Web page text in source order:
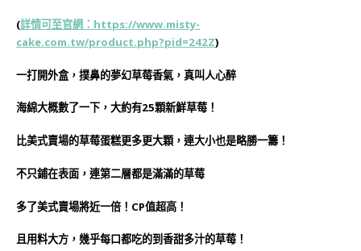
(詳情可至官網：https://www.misty-
cake.com.tw/product.php?pid=242Z)
一打開外盒，撲鼻的夢幻草莓香氣，真叫人心醉
海綿大概數了一下，大約有25顆新鮮草莓！
比美式賣場的草莓蛋糕更多更大顆，連大小也是略勝一籌！
不只鋪在表面，連第二層都是滿滿的草莓
多了美式賣場將近一倍！CP值超高！
且用料大方，幾乎每口都吃的到香甜多汁的草莓！